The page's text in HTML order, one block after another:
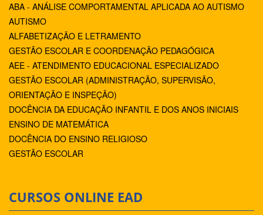
ABA - ANÁLISE COMPORTAMENTAL APLICADA AO AUTISMO
AUTISMO
ALFABETIZAÇÃO E LETRAMENTO
GESTÃO ESCOLAR E COORDENAÇÃO PEDAGÓGICA
AEE - ATENDIMENTO EDUCACIONAL ESPECIALIZADO
GESTÃO ESCOLAR (ADMINISTRAÇÃO, SUPERVISÃO,
ORIENTAÇÃO E INSPEÇÃO)
DOCÊNCIA DA EDUCAÇÃO INFANTIL E DOS ANOS INICIAIS
ENSINO DE MATEMÁTICA
DOCÊNCIA DO ENSINO RELIGIOSO
GESTÃO ESCOLAR
CURSOS ONLINE EAD